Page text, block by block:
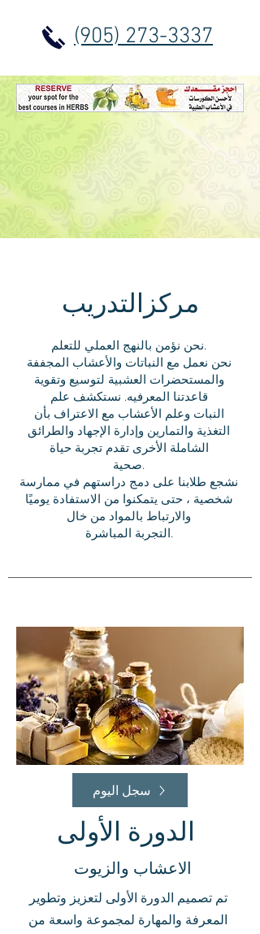
(905) 273-3337
مركزالتدريب
نحن نؤمن بالنهج العملي للتعلم.
نحن نعمل مع النباتات والأعشاب المجففة
والمستحضرات العشبية لتوسيع وتقوية
قاعدتنا المعرفيه. نستكشف علم
النبات وعلم الأعشاب مع الاعتراف بأن
التغذية والتمارين وإدارة الإجهاد والطرائق
الشاملة الأخرى تقدم تجربة حياة
صحية.
نشجع طلابنا على دمج دراستهم في ممارسة
شخصية ، حتى يتمكنوا من الاستفادة يوميًا
والارتباط بالمواد من خال
التجربة المباشرة.
سجل اليوم
الدورة الأولى
الاعشاب والزيوت
تم تصميم الدورة الأولى لتعزيز وتطوير
المعرفة والمهارة لمجموعة واسعة من